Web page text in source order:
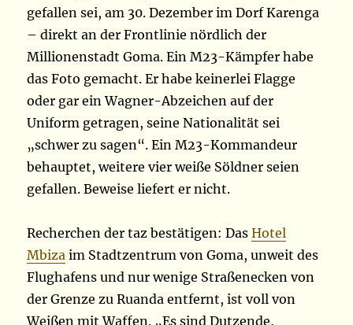
gefallen sei, am 30. Dezember im Dorf Karenga
– direkt an der Frontlinie nördlich der
Millionenstadt Goma. Ein M23-Kämpfer habe
das Foto gemacht. Er habe keinerlei Flagge
oder gar ein Wagner-Abzeichen auf der
Uniform getragen, seine Nationalität sei
„schwer zu sagen“. Ein M23-Kommandeur
behauptet, weitere vier weiße Söldner seien
gefallen. Beweise liefert er nicht.
Recherchen der taz bestätigen: DasHotel
Mbiza im Stadtzentrum von Goma, unweit des
Flughafens und nur wenige Straßenecken von
der Grenze zu Ruanda entfernt, ist voll von
Weißen mit Waffen. „Es sind Dutzende,